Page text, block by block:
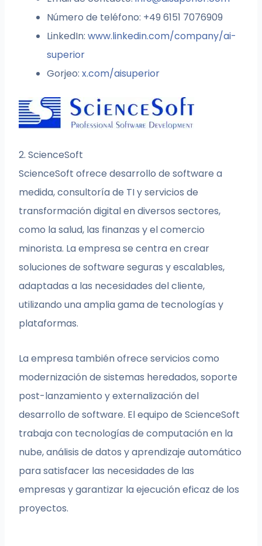
Número de teléfono: +49 6151 7076909
LinkedIn:www.linkedin.com/company/ai-
superior
Gorjeo:x.com/aisuperior
2. ScienceSoft
ScienceSoft ofrece desarrollo de software a
medida, consultoría de TI y servicios de
transformación digital en diversos sectores,
como la salud, las finanzas y el comercio
minorista. La empresa se centra en crear
soluciones de software seguras y escalables,
adaptadas a las necesidades del cliente,
utilizando una amplia gama de tecnologías y
plataformas.
La empresa también ofrece servicios como
modernización de sistemas heredados, soporte
post-lanzamiento y externalización del
desarrollo de software. El equipo de ScienceSoft
trabaja con tecnologías de computación en la
nube, análisis de datos y aprendizaje automático
para satisfacer las necesidades de las
empresas y garantizar la ejecución eficaz de los
proyectos.